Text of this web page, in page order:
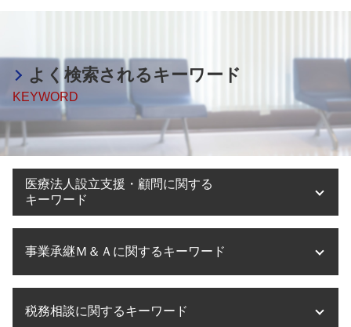
よく検索されるキーワード
KEYWORD
医療法人設立支援・顧問に関する
キーワード
医療法人設立 目的
大阪市 医療法人設立
医療法人設立 マニュアル
事業承継Ｍ＆Ａに関するキーワード
事業承継 流れ
税務相談に関するキーワード